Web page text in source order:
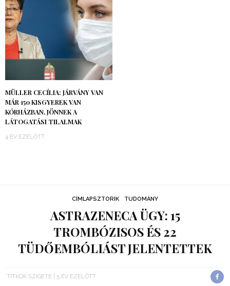
MÜLLER CECÍLIA: JÁRVÁNY VAN
MÁR 150 KISGYEREK VAN
KÓRHÁZBAN, JÖNNEK A
LÁTOGATÁSI TILALMAK
4 ÉV EZELŐTT
CÍMLAPSZTORIK TUDOMÁNY
ASTRAZENECA ÜGY: 15
TROMBÓZISOS ÉS 22
TÜDŐEMBÓLIÁST JELENTETTEK
TITKOK SZIGETE 5 ÉV EZELŐTT